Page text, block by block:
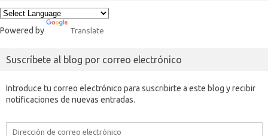
Powered by Translate
Suscríbete al blog por correo electrónico
Introduce tu correo electrónico para suscribirte a este blog y recibir
notificaciones de nuevas entradas.
Dirección